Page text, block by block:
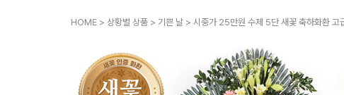
HOME > 상황별 상품 > 기쁜 날 > 시중가 25만원 수제 5단 새꽃 축하화환